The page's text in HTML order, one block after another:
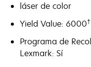
láser de color
Yield Value: 6000†
Programa de
Lexmark: Sí